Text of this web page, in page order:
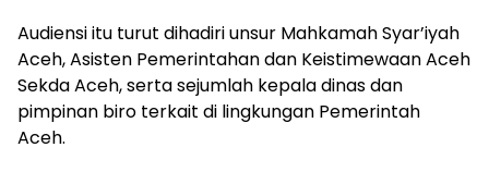
Audiensi itu turut dihadiri unsur Mahkamah Syar’iyah
Aceh, Asisten Pemerintahan dan Keistimewaan Aceh
Sekda Aceh, serta sejumlah kepala dinas dan
pimpinan biro terkait di lingkungan Pemerintah
Aceh.